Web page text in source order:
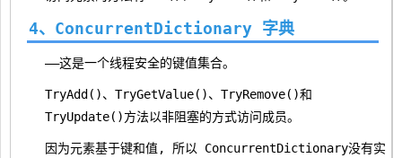
4、ConcurrentDictionary 字典
——这是一个线程安全的键值集合。
TryAdd()、TryGetValue()、TryRemove()和
TryUpdate()方法以非阻塞的方式访问成员。
因为元素基于键和值, 所以 ConcurrentDictionary没有实